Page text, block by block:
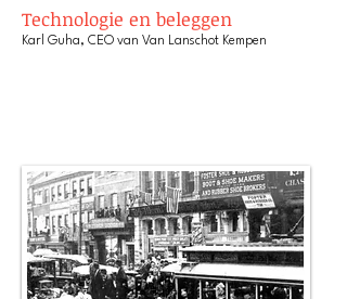
Technologie en beleggen
Karl Guha, CEO van Van Lanschot Kempen